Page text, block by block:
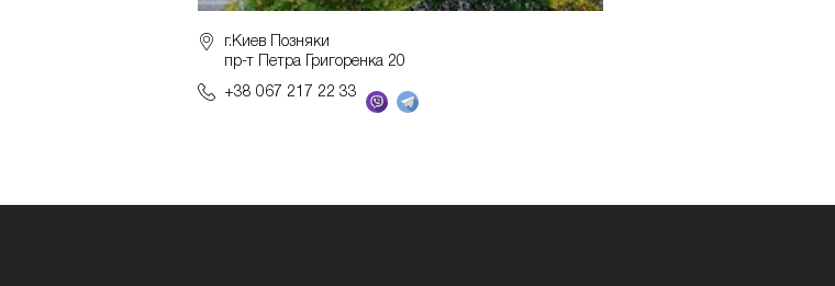
г.Киев Позняки
пр-т Петра Григоренка 20
+38 067 217 22 33